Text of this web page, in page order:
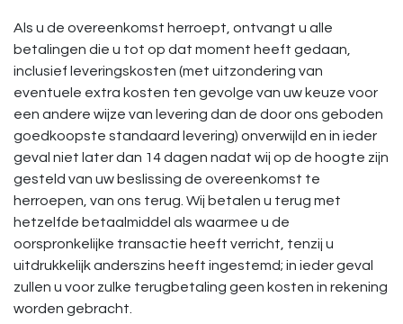
Als u de overeenkomst herroept, ontvangt u alle
betalingen die u tot op dat moment heeft gedaan,
inclusief leveringskosten (met uitzondering van
eventuele extra kosten ten gevolge van uw keuze voor
een andere wijze van levering dan de door ons geboden
goedkoopste standaard levering) onverwijld en in ieder
geval niet later dan 14 dagen nadat wij op de hoogte zijn
gesteld van uw beslissing de overeenkomst te
herroepen, van ons terug. Wij betalen u terug met
hetzelfde betaalmiddel als waarmee u de
oorspronkelijke transactie heeft verricht, tenzij u
uitdrukkelijk anderszins heeft ingestemd; in ieder geval
zullen u voor zulke terugbetaling geen kosten in rekening
worden gebracht.